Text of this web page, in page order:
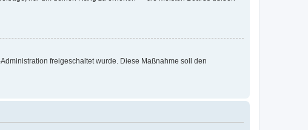
freigeschaltet wurde. Diese Maßnahme soll den